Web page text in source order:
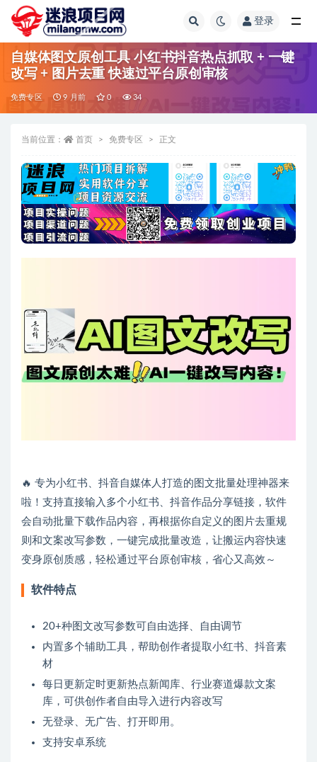
登录
自媒体图文原创工具 小红书抖音热点抓取 + 一键
改写 + 图片去重 快速过平台原创审核
免费专区 9 月前 0 34
当前位置： 首页 免费专区 正文
🔥 专为小红书、抖音自媒体人打造的图文批量处理神器来
啦！支持直接输入多个小红书、抖音作品分享链接，软件
会自动批量下载作品内容，再根据你自定义的图片去重规
则和文案改写参数，一键完成批量改造，让搬运内容快速
变身原创质感，轻松通过平台原创审核，省心又高效～
软件特点
20+种图文改写参数可自由选择、自由调节
内置多个辅助工具，帮助创作者提取小红书、抖音素
材
每日更新定时更新热点新闻库、行业赛道爆款文案
库，可供创作者自由导入进行内容改写
无登录、无广告、打开即用。
支持安卓系统
全部